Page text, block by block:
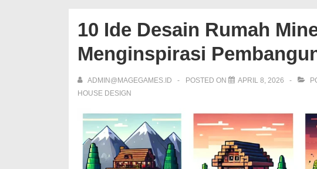
10 Ide Desain Rumah
Menginspirasi
ADMIN@MAGEGAMES.ID POSTED ON APRIL 8, 2026
HOUSE DESIGN